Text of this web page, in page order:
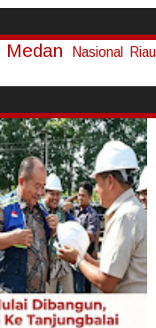
Medan Nasional Riau